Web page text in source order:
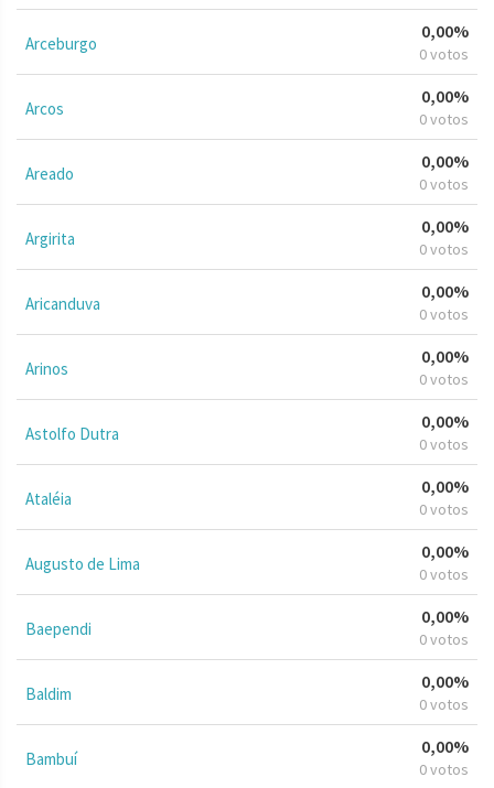
Arceburgo
0,00%
0 votos
Arcos
0,00%
0 votos
Areado
0,00%
0 votos
Argirita
0,00%
0 votos
Aricanduva
0,00%
0 votos
Arinos
0,00%
0 votos
Astolfo Dutra
0,00%
0 votos
Ataléia
0,00%
0 votos
Augusto de Lima
0,00%
0 votos
Baependi
0,00%
0 votos
Baldim
0,00%
0 votos
Bambuí
0,00%
0 votos